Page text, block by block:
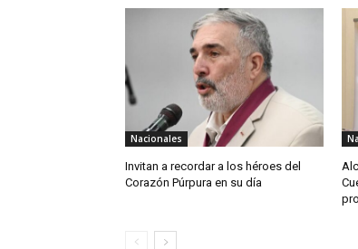
Nacionales
Invitan a recordar a los héroes del
Corazón Púrpura en su día